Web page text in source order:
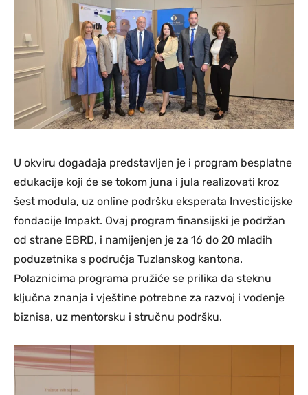
U okviru događaja predstavljen je i program besplatne
edukacije koji će se tokom juna i jula realizovati kroz
šest modula, uz online podršku eksperata Investicijske
fondacije Impakt. Ovaj program finansijski je podržan
od strane EBRD, i namijenjen je za 16 do 20 mladih
poduzetnika s područja Tuzlanskog kantona.
Polaznicima programa pružiće se prilika da steknu
ključna znanja i vještine potrebne za razvoj i vođenje
biznisa, uz mentorsku i stručnu podršku.